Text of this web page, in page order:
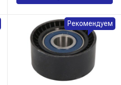
Рекомендуем